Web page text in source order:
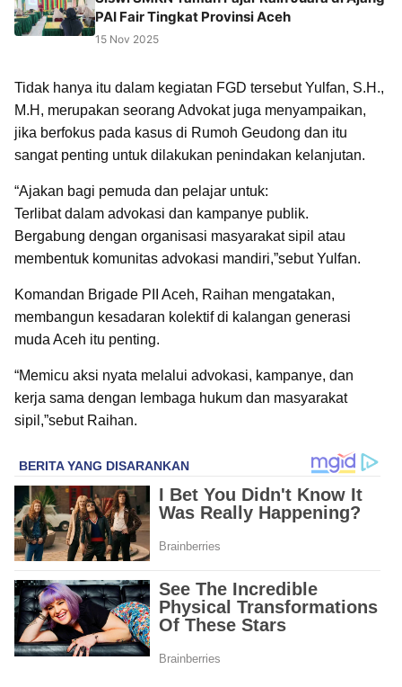
PAI Fair Tingkat Provinsi Aceh
15 Nov 2025
Tidak hanya itu dalam kegiatan FGD tersebut Yulfan, S.H.,
M.H, merupakan seorang Advokat juga menyampaikan,
jika berfokus pada kasus di Rumoh Geudong dan itu
sangat penting untuk dilakukan penindakan kelanjutan.
“Ajakan bagi pemuda dan pelajar untuk:
Terlibat dalam advokasi dan kampanye publik.
Bergabung dengan organisasi masyarakat sipil atau
membentuk komunitas advokasi mandiri,”sebut Yulfan.
Komandan Brigade PII Aceh, Raihan mengatakan,
membangun kesadaran kolektif di kalangan generasi
muda Aceh itu penting.
“Memicu aksi nyata melalui advokasi, kampanye, dan
kerja sama dengan lembaga hukum dan masyarakat
sipil,”sebut Raihan.